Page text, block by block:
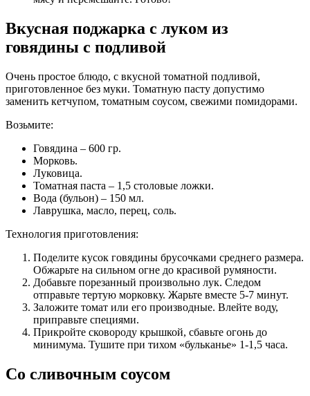
Вкусная поджарка с луком из
говядины с подливой
Очень простое блюдо, с вкусной томатной подливой,
приготовленное без муки. Томатную пасту допустимо
заменить кетчупом, томатным соусом, свежими помидорами.
Возьмите:
Говядина – 600 гр.
Морковь.
Луковица.
Томатная паста – 1,5 столовые ложки.
Вода (бульон) – 150 мл.
Лаврушка, масло, перец, соль.
Технология приготовления:
Поделите кусок говядины брусочками среднего размера.
Обжарьте на сильном огне до красивой румяности.
Добавьте порезанный произвольно лук. Следом
отправьте тертую морковку. Жарьте вместе 5-7 минут.
Заложите томат или его производные. Влейте воду,
приправьте специями.
Прикройте сковороду крышкой, сбавьте огонь до
минимума. Тушите при тихом «бульканье» 1-1,5 часа.
Со сливочным соусом